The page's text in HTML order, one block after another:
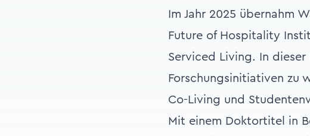
Im Jahr 2025 übernahm
Future of Hospitality
Serviced Living. In
Forschungsinitiativen zu
Co-Living und
Mit einem Doktortitel in